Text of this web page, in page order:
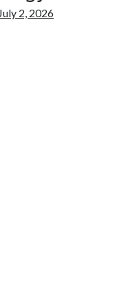
July 2, 2026